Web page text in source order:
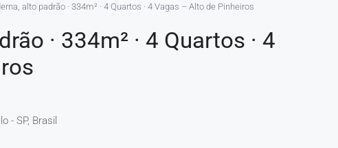
alto padrão · 334m² · 4 Quartos · 4 Vagas – Alto de Pinheiros
· 334m² · 4 Quartos · 4
- SP, Brasil